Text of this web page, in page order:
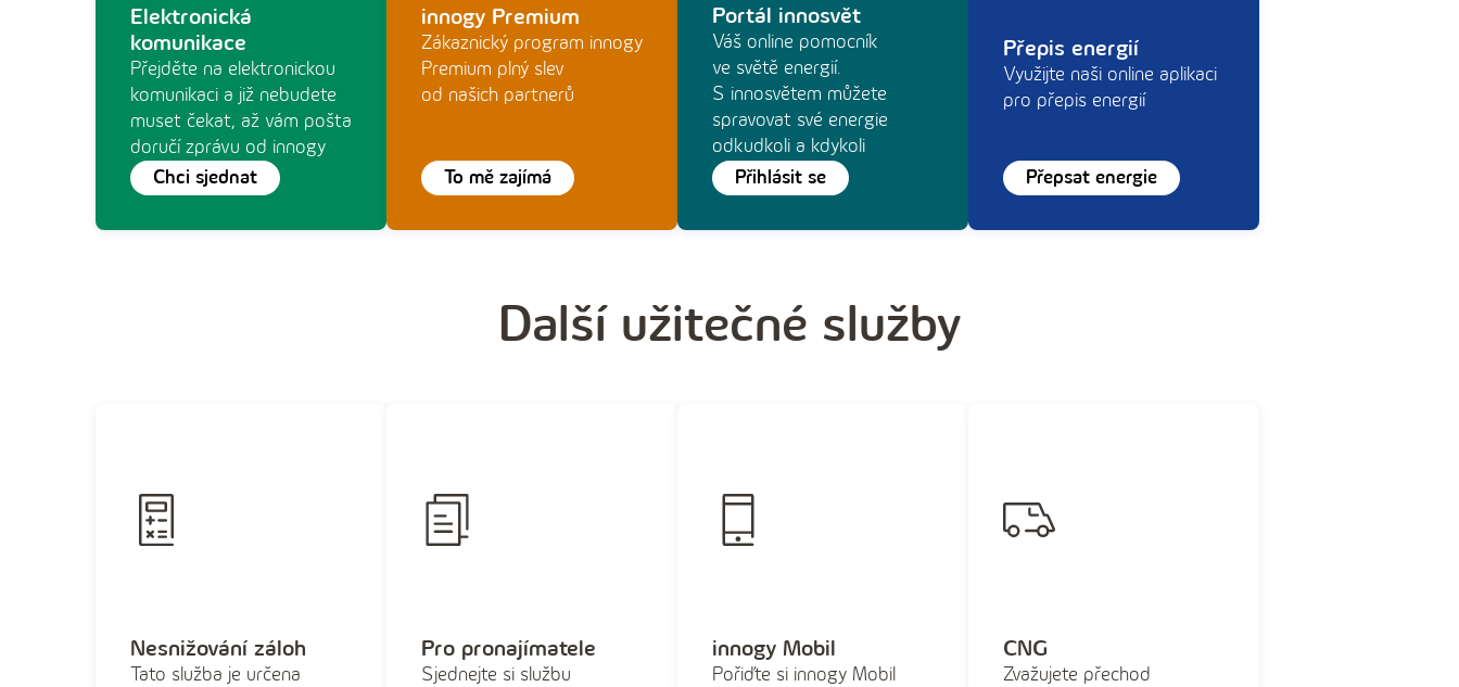
Elektronická
komunikace
Přejděte na elektronickou
komunikaci a již nebudete
muset čekat, až vám pošta
doručí zprávu od innogy
Chci sjednat
innogy Premium
Zákaznický program innogy
Premium plný slev
od našich partnerů
To mě zajímá
Portál innosvět
Váš online pomocník
ve světě energií.
S innosvětem můžete
spravovat své energie
odkudkoli a kdykoli
Přihlásit se
Přepis energií
Využijte naši online aplikaci
pro přepis energií
Přepsat energie
Další užitečné služby
Nesnižování záloh
Tato služba je určena
Pro pronajímatele
Sjednejte si službu
innogy Mobil
Pořiďte si innogy Mobil
CNG
Zvažujete přechod